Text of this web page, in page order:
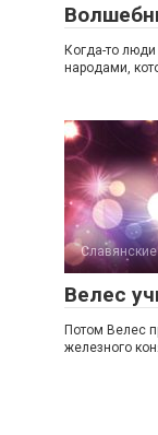
Когда-то
народами,
Велес
Потом Велес
железного